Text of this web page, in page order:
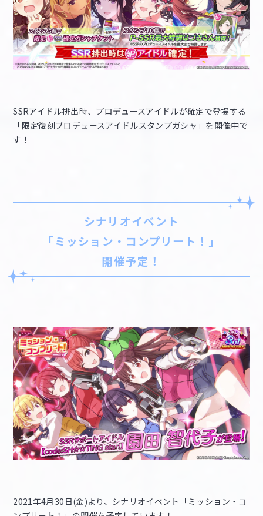
SSRアイドル排出時、プロデュースアイドルが確定で登場する
「限定復刻プロデュースアイドルスタンプガシャ」を開催中で
す！
シナリオイベント
「ミッション・コンプリート！」
開催予定！
2021年4月30日(金)より、シナリオイベント「ミッション・コ